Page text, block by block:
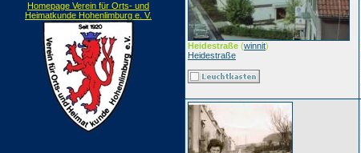
Homepage Verein für Orts- und
Heimatkunde Hohenlimburg e. V.
Heidestraße (winnit)
Heidestraße